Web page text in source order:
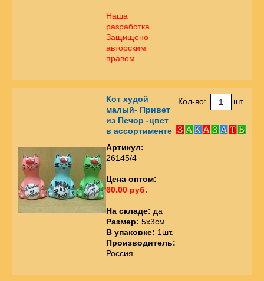
Наша
разработка.
Защищено
авторским
правом
Кот худой
малый- Привет
из Печор -цвет
в ассортименте
Артикул:
26145/4
Цена оптом:
60.00 руб.
На складе: да
Размер: 5х3см
В упаковке: 1шт.
Производитель:
Россия
Кол-во: шт.